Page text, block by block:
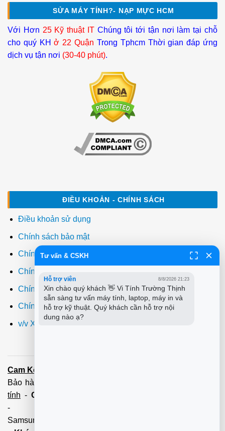
SỬA MÁY TÍNH?- NẠP MỰC HCM
Với Hơn 25 Kỹ thuật ITChúng tôi tới tận nơi làm tại chỗ
cho quý KHở 22 Quận Trong Tphcm Thời gian đáp ứng
dịch vụ tận nơi (30-40 phút).
ĐIỀU KHOẢN - CHÍNH SÁCH
Điều khoản sử dụng
Chính sách bảo mật
Chính sách thanh toán
Chính sách giao hàng
Chính sách đổi trả
Chính sách bảo hành
v/v Xuất hóa đơn đỏ VAT
Cam Kết:
Bảo hành tận tâm - Xuất hóa đơn đỏ đầy đủ
tính - Cài Win Tận Nơi
-
Samsung,Brother,Xeroc,Panasonic): 100 - 180,000 vnđ
Tư vấn & CSKH
Hỗ trợ viên 8/8/2026 21:23
Xin chào quý khách 👋 Vi Tính Trường Thịnh
sẵn sàng tư vấn máy tính, laptop, máy in và
hỗ trợ kỹ thuật. Quý khách cần hỗ trợ nội
dung nào ạ?